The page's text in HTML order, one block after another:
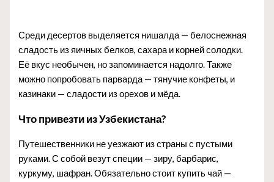
Среди десертов выделяется нишалда — белоснежная
сладость из яичных белков, сахара и корней солодки.
Её вкус необычен, но запоминается надолго. Также
можно попробовать парварда — тянучие конфеты, и
казинаки — сладости из орехов и мёда.
Что привезти из Узбекистана?
Путешественники не уезжают из страны с пустыми
руками. С собой везут специи — зиру, барбарис,
куркуму, шафран. Обязательно стоит купить чай —